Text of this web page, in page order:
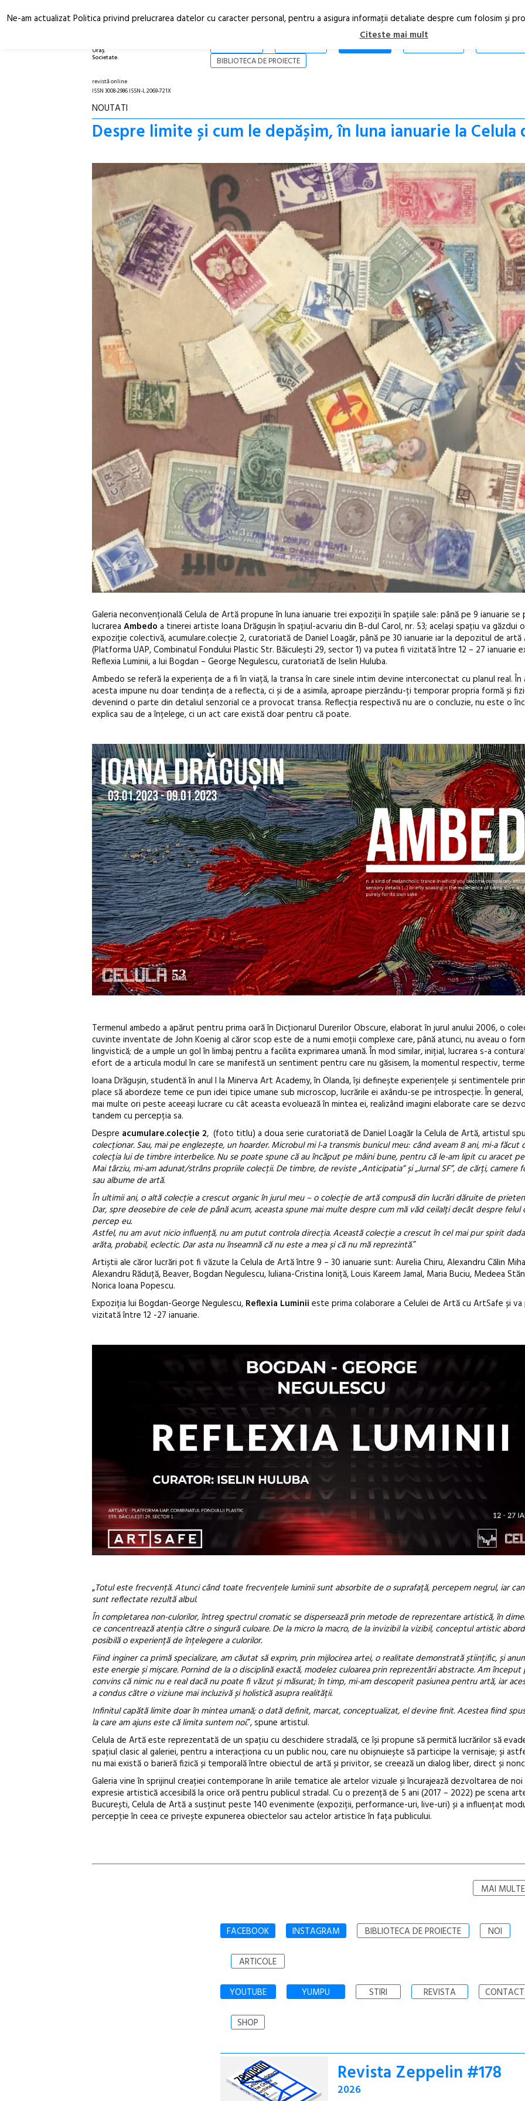
Oraș.
Societate.
STIRI
BIBLIOTECA DE PROIECTE
revistă online
ISSN 3008-2986 ISSN-L 2069-721X
NOUTATI
Despre limite și cum le depășim, în luna ianuarie la Celula
Galeria neconvențională Celula de Artă propune în luna ianuarie trei expoziții în spațiile sale: până pe 9 ianuarie
lucrarea Ambedo a tinerei artiste Ioana Drăgușin în spațiul-acvariu din B-dul Carol, nr. 53; același spațiu va găzdui
expoziție colectivă, acumulare.colecție 2, curatoriată de Daniel Loagăr, până pe 30 ianuarie iar la depozitul de
(Platforma UAP, Combinatul Fondului Plastic Str. Băiculești 29, sector 1) va putea fi vizitată între 12 – 27 ianuarie
Reflexia Luminii, a lui Bogdan – George Negulescu, curatoriată de Iselin Huluba.
Ambedo se referă la experiența de a fi în viață, la transa în care sinele intim devine interconectat cu planul real. În
acesta impune nu doar tendința de a reflecta, ci și de a asimila, aproape pierzându-ți temporar propria formă și
devenind o parte din detaliul senzorial ce a provocat transa. Reflecția respectivă nu are o concluzie, nu este o
explica sau de a înțelege, ci un act care există doar pentru că poate.
Termenul ambedo a apărut pentru prima oară în Dicționarul Durerilor Obscure, elaborat în jurul anului 2006, o
cuvinte inventate de John Koenig al căror scop este de a numi emoții complexe care, până atunci, nu aveau o
lingvistică; de a umple un gol în limbaj pentru a facilita exprimarea umană. În mod similar, inițial, lucrarea s-a
efort de a articula modul în care se manifestă un sentiment pentru care nu găsisem, la momentul respectiv,
Ioana Drăgușin, studentă în anul I la Minerva Art Academy, în Olanda, își definește experiențele și sentimentele
place să abordeze teme ce pun idei tipice umane sub microscop, lucrările ei axându-se pe introspecție. În
mai multe ori peste aceeași lucrare cu cât aceasta evoluează în mintea ei, realizând imagini elaborate care se
tandem cu percepția sa.
Despre acumulare.colecție 2, (foto titlu) a doua serie curatoriată de Daniel Loagăr la Celula de Artă, artistul
colecționar. Sau, mai pe englezește, un hoarder. Microbul mi l-a transmis bunicul meu: când aveam 8 ani, mi-a făcut
colecția lui de timbre interbelice. Nu se poate spune că au încăput pe mâini bune, pentru că le-am lipit cu aracet
Mai târziu, mi-am adunat/strâns propriile colecții. De timbre, de reviste „Anticipatia” și „Jurnal SF”, de cărți, camere
sau albume de artă.
În ultimii ani, o altă colecție a crescut organic în jurul meu – o colecție de artă compusă din lucrări dăruite de
Dar, spre deosebire de cele de până acum, aceasta spune mai multe despre cum mă văd ceilalți decât despre felul
percep eu.
Astfel, nu am avut nicio influență, nu am putut controla direcția. Această colecție a crescut în cel mai pur spirit
arăta, probabil, eclectic. Dar asta nu înseamnă că nu este a mea și că nu mă reprezintă.”
Artiștii ale căror lucrări pot fi văzute la Celula de Artă între 9 – 30 ianuarie sunt: Aurelia Chiru, Alexandru Călin
Alexandru Răduță, Beaver, Bogdan Negulescu, Iuliana-Cristina Ioniță, Louis Kareem Jamal, Maria Buciu, Medeea
Norica Ioana Popescu.
Expoziția lui Bogdan-George Negulescu, Reflexia Luminii este prima colaborare a Celulei de Artă cu ArtSafe și
vizitată între 12 -27 ianuarie.
„Totul este frecvență. Atunci când toate frecvențele luminii sunt absorbite de o suprafață, percepem negrul, iar
sunt reflectate rezultă albul.
În completarea non-culorilor, întreg spectrul cromatic se dispersează prin metode de reprezentare artistică, în
ce concentrează atenția către o singură culoare. De la micro la macro, de la invizibil la vizibil, conceptul artistic
posibilă o experiență de înțelegere a culorilor.
Fiind inginer ca primă specializare, am căutat să exprim, prin mijlocirea artei, o realitate demonstrată științific, și
este energie și mișcare. Pornind de la o disciplină exactă, modelez culoarea prin reprezentări abstracte. Am început
convins că nimic nu e real dacă nu poate fi văzut și măsurat; în timp, mi-am descoperit pasiunea pentru artă, iar
a condus către o viziune mai incluzivă și holistică asupra realității.
Infinitul capătă limite doar în mintea umană; o dată definit, marcat, conceptualizat, el devine finit. Acestea fiind
la care am ajuns este că limita suntem noi.”, spune artistul.
Celula de Artă este reprezentată de un spațiu cu deschidere stradală, ce își propune să permită lucrărilor să
spațiul clasic al galeriei, pentru a interacționa cu un public nou, care nu obișnuiește să participe la vernisaje; și
nu mai există o barieră fizică și temporală între obiectul de artă și privitor, se creează un dialog liber, direct și
Galeria vine în sprijinul creației contemporane în ariile tematice ale artelor vizuale și încurajează dezvoltarea de
expresie artistică accesibilă la orice oră pentru publicul stradal. Cu o prezență de 5 ani (2017 – 2022) pe scena
București, Celula de Artă a susținut peste 140 evenimente (expoziții, performance-uri, live-uri) și a influențat
percepție în ceea ce privește expunerea obiectelor sau actelor artistice în fața publicului.
MAI
Anuala de
Artown
FACEBOOK INSTAGRAM BIBLIOTECA DE PROIECTE NOI
ARTICOLE
YOUTUBE YUMPU STIRI REVISTA CONTACT
SHOP
Revista Zeppelin #178
2026
Ne-am actualizat Politica privind prelucrarea datelor cu caracter personal, pentru a asigura informaţii detaliate despre cum folosim şi
Citeste mai mult